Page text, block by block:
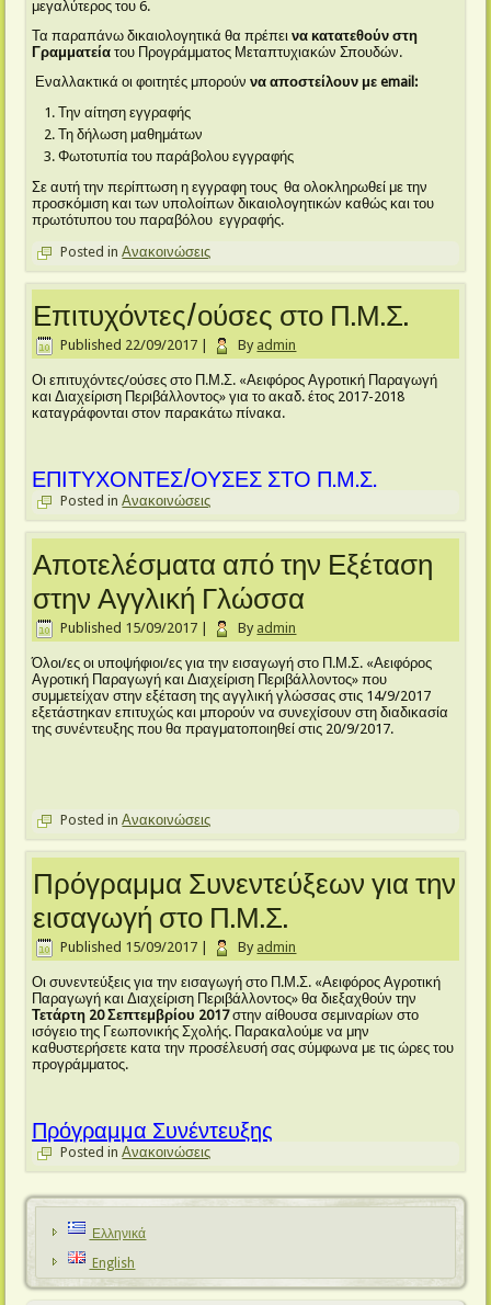
μεγαλύτερος του 6.
Τα παραπάνω δικαιολογητικά θα πρέπεινα κατατεθούν στη
Γραμματεία του Προγράμματος Μεταπτυχιακών Σπουδών.
Εναλλακτικά οι φοιτητές μπορούννα αποστείλουν μεemail:
Την αίτηση εγγραφής
Τη δήλωση μαθημάτων
Φωτοτυπία του παράβολου εγγραφής
Σε αυτή την περίπτωση η εγγραφη τους θα ολοκληρωθεί με την
προσκόμιση και των υπολοίπων δικαιολογητικών καθώς και του
πρωτότυπου του παραβόλου εγγραφής.
Posted in Ανακοινώσεις
Επιτυχόντες/ούσες στο Π.Μ.Σ.
Published 22/09/2017 By admin
Οι επιτυχόντες/ούσες στο Π.Μ.Σ. «Αειφόρος Αγροτική Παραγωγή
και Διαχείριση Περιβάλλοντος» για το ακαδ. έτος 2017-2018
καταγράφονται στον παρακάτω πίνακα.
ΕΠΙΤΥΧΟΝΤΕΣ/ΟΥΣΕΣ ΣΤΟ Π.Μ.Σ.
Posted in Ανακοινώσεις
Αποτελέσματα από την Εξέταση
στην Αγγλική Γλώσσα
Published 15/09/2017 By admin
Όλοι/ες οι υποψήφιοι/ες για την εισαγωγή στο Π.Μ.Σ. «Αειφόρος
Αγροτική Παραγωγή και Διαχείριση Περιβάλλοντος» που
συμμετείχαν στην εξέταση της αγγλική γλώσσας στις 14/9/2017
εξετάστηκαν επιτυχώς και μπορούν να συνεχίσουν στη διαδικασία
της συνέντευξης που θα πραγματοποιηθεί στις 20/9/2017.
Posted in Ανακοινώσεις
Πρόγραμμα Συνεντεύξεων για την
εισαγωγή στο Π.Μ.Σ.
Published 15/09/2017 By admin
Οι συνεντεύξεις για την εισαγωγή στο Π.Μ.Σ. «Αειφόρος Αγροτική
Παραγωγή και Διαχείριση Περιβάλλοντος» θα διεξαχθούν την
Τετάρτη 20 Σεπτεμβρίου 2017στην αίθουσα σεμιναρίων στο
ισόγειο της Γεωπονικής Σχολής. Παρακαλούμε να μην
καθυστερήσετε κατα την προσέλευσή σας σύμφωνα με τις ώρες του
προγράμματος.
Πρόγραμμα Συνέντευξης
Posted in Ανακοινώσεις
Ελληνικά
English